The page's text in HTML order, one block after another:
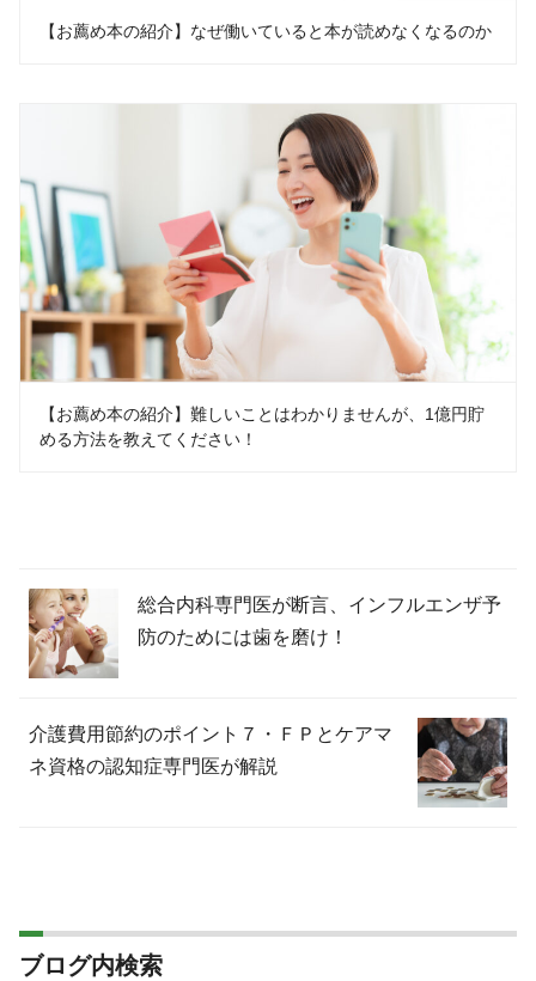
【お薦め本の紹介】なぜ働いていると本が読めなくなるのか
【お薦め本の紹介】難しいことはわかりませんが、1億円貯
める方法を教えてください！
総合内科専門医が断言、インフルエンザ予
防のためには歯を磨け！
介護費用節約のポイント７・ＦＰとケアマ
ネ資格の認知症専門医が解説
ブログ内検索